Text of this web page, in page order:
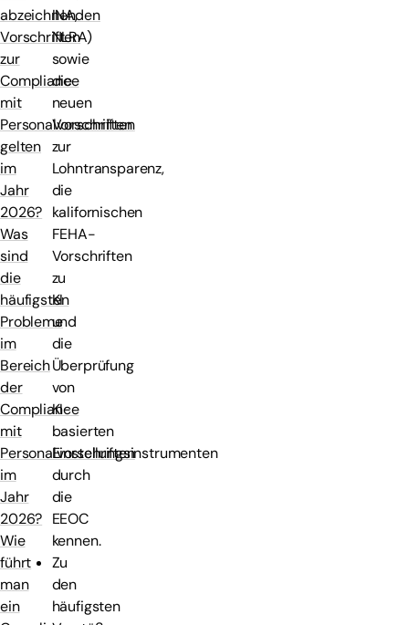
abzeichnenden
Vorschriften
zur
Compliance
mit
Personalvorschriften
gelten
im
Jahr
2026?
Was
sind
die
häufigsten
Probleme
im
Bereich
der
Compliance
mit
Personalvorschriften
im
Jahr
2026?
Wie
führt
man
ein
INA,
NLRA)
sowie
die
neuen
Vorschriften
zur
Lohntransparenz,
die
kalifornischen
FEHA-
Vorschriften
zu
KI
und
die
Überprüfung
von
KI-
basierten
Einstellungsinstrumenten
durch
die
EEOC
kennen.
Zu
den
häufigsten